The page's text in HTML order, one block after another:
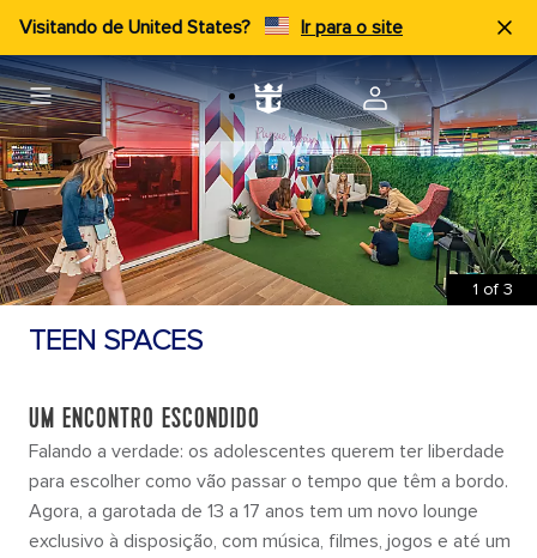
Visitando de United States? Ir para o site
1 of 3
TEEN SPACES
UM ENCONTRO ESCONDIDO
Falando a verdade: os adolescentes querem ter liberdade
para escolher como vão passar o tempo que têm a bordo.
Agora, a garotada de 13 a 17 anos tem um novo lounge
exclusivo à disposição, com música, filmes, jogos e até um